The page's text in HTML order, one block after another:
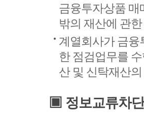
금융투자상품 매
밖의 재산에 관
계열회사가 금융
한 점검업무를
산 및 신탁재산
▣ 정보교류차